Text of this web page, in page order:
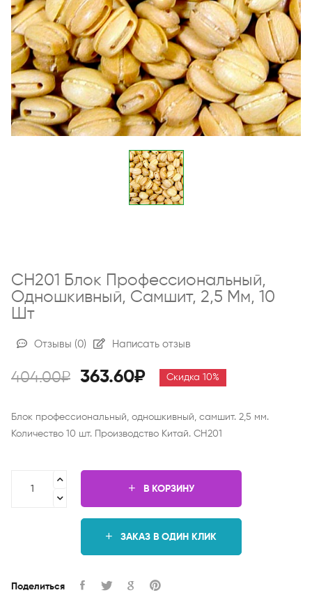
CH201 Блок Профессиональный,
Одношкивный, Самшит, 2,5 Мм, 10
Шт
Отзывы (0) Написать отзыв
404.00₽ 363.60₽ Скидка 10%
Блок профессиональный, одношкивный, самшит. 2,5 мм.
Количество 10 шт. Производство Китай. CH201
В КОРЗИНУ
ЗАКАЗ В ОДИН КЛИК
Поделиться